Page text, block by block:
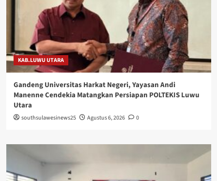
KAB.LUWU UTARA
Gandeng Universitas Harkat Negeri, Yayasan Andi
Manenne Cendekia Matangkan Persiapan POLTEKIS Luwu
Utara
southsulawesinews25 Agustus 6, 2026 0